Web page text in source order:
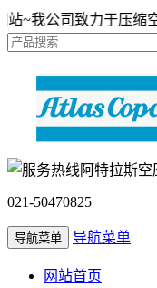
公司致力于压缩空气
阿特拉斯
021-50470825
导航菜单 导航菜单
网站首页